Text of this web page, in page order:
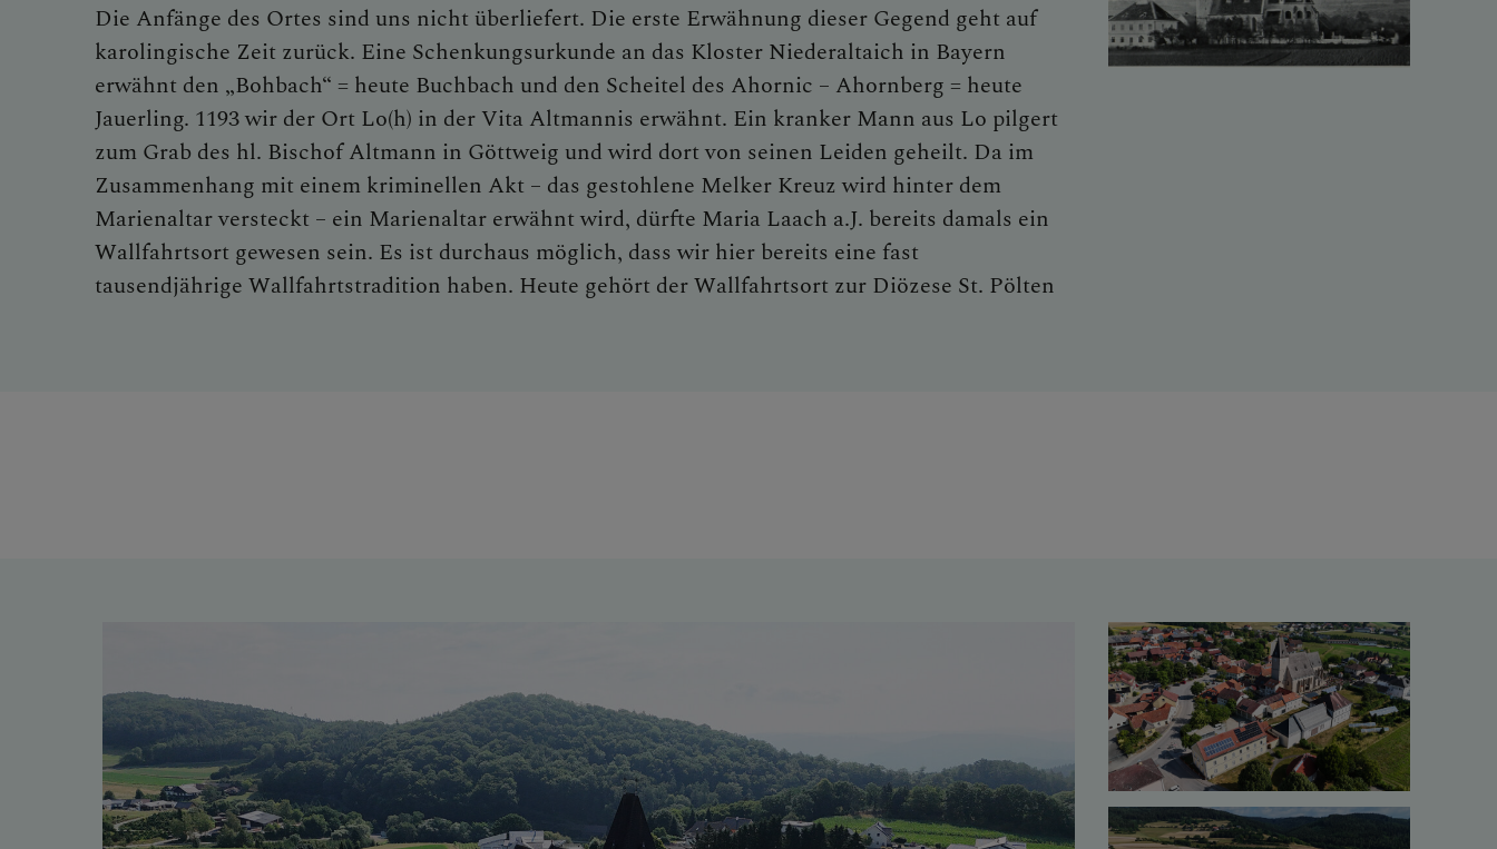
Die Anfänge des Ortes sind uns nicht überliefert. Die erste Erwähnung dieser Gegend geht auf
karolingische Zeit zurück. Eine Schenkungsurkunde an das Kloster Niederaltaich in Bayern
erwähnt den „Bohbach“ = heute Buchbach und den Scheitel des Ahornic – Ahornberg = heute
Jauerling. 1193 wir der Ort Lo(h) in der Vita Altmannis erwähnt. Ein kranker Mann aus Lo pilgert
zum Grab des hl. Bischof Altmann in Göttweig und wird dort von seinen Leiden geheilt. Da im
Zusammenhang mit einem kriminellen Akt – das gestohlene Melker Kreuz wird hinter dem
Marienaltar versteckt – ein Marienaltar erwähnt wird, dürfte Maria Laach a.J. bereits damals ein
Wallfahrtsort gewesen sein. Es ist durchaus möglich, dass wir hier bereits eine fast
tausendjährige Wallfahrtstradition haben. Heute gehört der Wallfahrtsort zur Diözese St. Pölten